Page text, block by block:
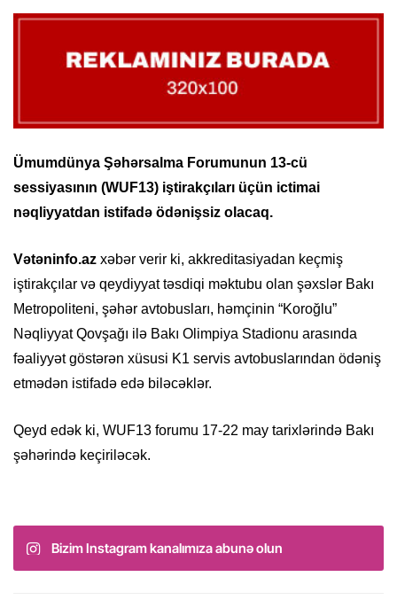
Ümumdünya Şəhərsalma Forumunun 13-cü
sessiyasının (WUF13) iştirakçıları üçün ictimai
nəqliyyatdan istifadə ödənişsiz olacaq.
Vətəninfo.az xəbər verir ki, akkreditasiyadan keçmiş
iştirakçılar və qeydiyyat təsdiqi məktubu olan şəxslər Bakı
Metropoliteni, şəhər avtobusları, həmçinin “Koroğlu”
Nəqliyyat Qovşağı ilə Bakı Olimpiya Stadionu arasında
fəaliyyət göstərən xüsusi K1 servis avtobuslarından ödəniş
etmədən istifadə edə biləcəklər.
Qeyd edək ki, WUF13 forumu 17-22 may tarixlərində Bakı
şəhərində keçiriləcək.
Bizim Instagram kanalımıza abunə olun